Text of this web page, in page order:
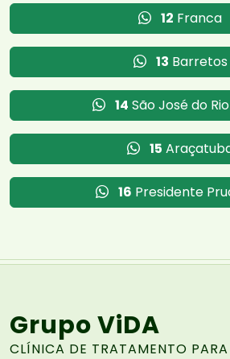
12 Franca
13 Barretos
14 São José do
15
16 Presidente
Grupo ViDA
CLÍNICA DE TRATAMENTO PARA